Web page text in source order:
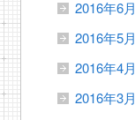
2016年6月
2016年5月
2016年4月
2016年3月